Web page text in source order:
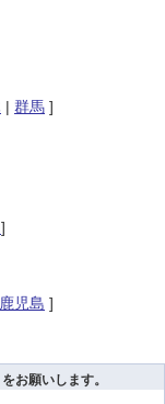
| 群馬 ]
]
鹿児島 ]
お願いします。